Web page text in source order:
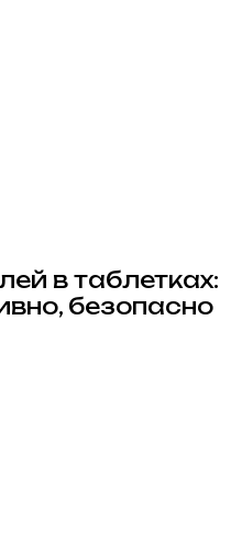
в таблетках:
безопасно